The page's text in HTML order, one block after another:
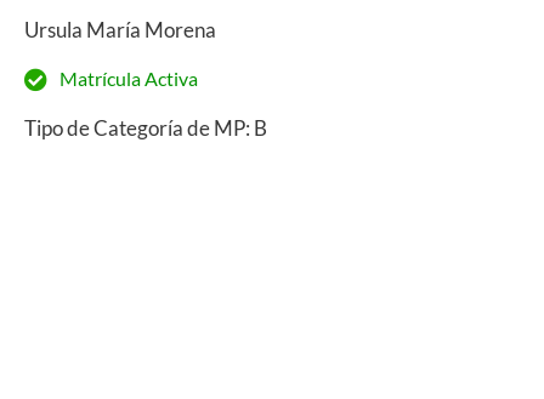
Ursula María Morena
Matrícula Activa
Tipo de Categoría de MP: B